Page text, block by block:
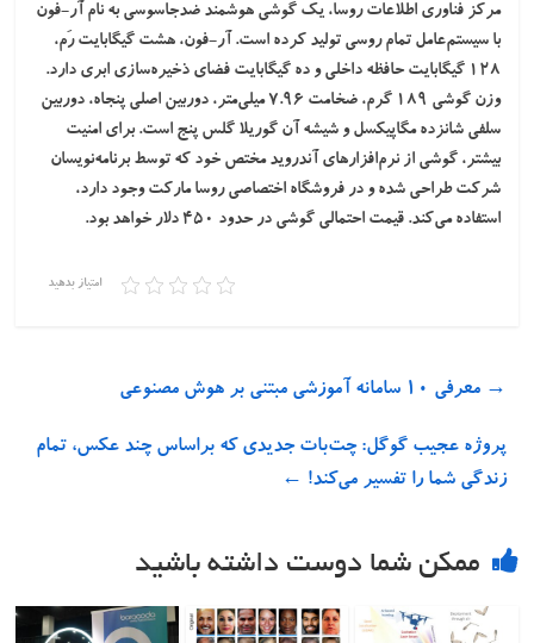
مرکز فناوری اطلاعات روسا، یک گوشی هوشمند ضدجاسوسی به نام آر-فون
با سیستم‌عامل تمام روسی تولید کرده است. آر-فون، هشت گیگا‌بایت رَم،
۱۲۸ گیگا‌بایت حافظه داخلی و ده گیگا‌بایت فضای ذخیره‌سازی ابری دارد.
وزن گوشی ۱۸۹ گرم، ضخامت ۷.۹۶ میلی‌متر، دوربین اصلی پنجاه، دوربین
سلفی شانزده مگاپیکسل و شیشه آن گوریلا گلس پنج است. برای امنیت
بیشتر، گوشی از نرم‌افزارهای آندروید مختص خود که توسط برنامه‌نویسان
شرکت طراحی شده و در فروشگاه اختصاصی روسا مارکت وجود دارد،
استفاده می‌کند. قیمت احتمالی گوشی در حدود ۴۵۰ دلار خواهد بود.
امتیاز بدهید
→ معرفی ۱۰ سامانه آموزشی مبتنی بر هوش مصنوعی
پروژه عجیب گوگل: چت‌بات جدیدی که براساس چند عکس، تمام
زندگی شما را تفسیر می‌کند! ←
ممکن شما دوست داشته باشید